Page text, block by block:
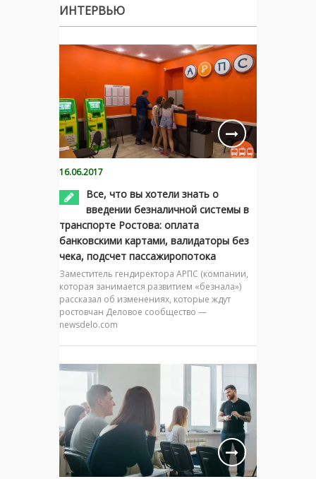
ИНТЕРВЬЮ
16.06.2017
Все, что вы хотели знать о
введении безналичной системы в
транспорте Ростова: оплата
банковскими картами, валидаторы без
чека, подсчет пассажиропотока
Заместитель гендиректора АРПС (компании,
которая занимается развитием «безнала»)
рассказал об изменениях, которые ждут
ростовчан Деловое сообщество —
newsdelo.com